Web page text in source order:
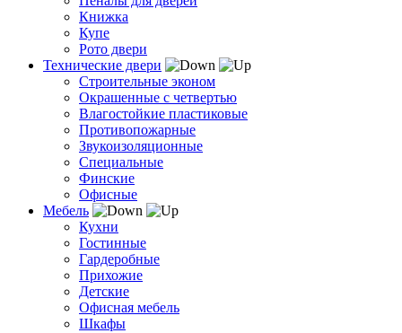
Книжка
Купе
Рото двери
Технические двери
Строительные эконом
Окрашенные с четвертью
Влагостойкие пластиковые
Противопожарные
Звукоизоляционные
Специальные
Финские
Офисные
Мебель
Кухни
Гостинные
Гардеробные
Прихожие
Детские
Офисная мебель
Шкафы